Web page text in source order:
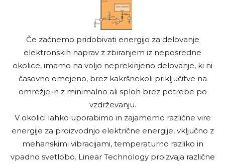
Če začnemo pridobivati energijo za delovanje
elektronskih naprav z zbiranjem iz neposredne
okolice, imamo na voljo neprekinjeno delovanje, ki ni
časovno omejeno, brez kakršnekoli priključitve na
omrežje in z minimalno ali sploh brez potrebe po
vzdrževanju.
V okolici lahko uporabimo in zajamemo različne vire
energije za proizvodnjo električne energije, vključno z
mehanskimi vibracijami, temperaturno razliko in
vpadno svetlobo. Linear Technology proizvaja različne